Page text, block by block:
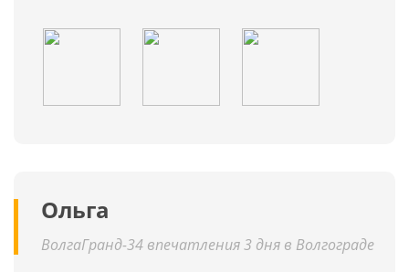
Ольга
ВолгаГранд-34 впечатления 3 дня в Волгограде